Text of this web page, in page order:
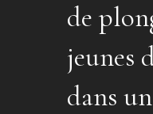
de
jeunes
dans